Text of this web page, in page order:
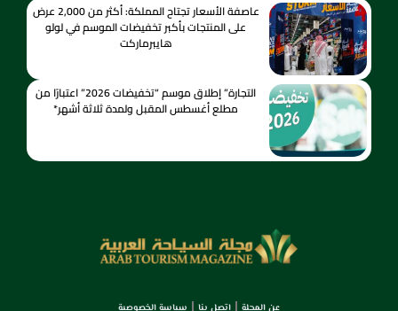
عاصفة الأسعار تجتاح المملكة: أكثر من 2,000 عرض
على المنتجات بأكبر تخفيضات الموسم في لولو
هايبرماركت
التجارة” إطلاق موسم “تخفيضات 2026” اعتبارًا من
مطلع أغسطس المقبل ولمدة ثلاثة أشهر*
عن المجلة اتصل بنا سياسة الخصوصية